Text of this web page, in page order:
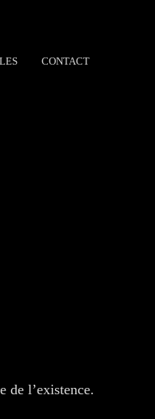
CONTACT
de l’existence.